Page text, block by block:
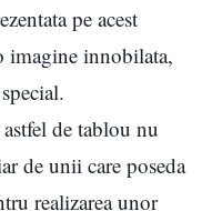
pe acest
imagine innobilata,
de tablou nu
de unii care poseda
realizarea unor